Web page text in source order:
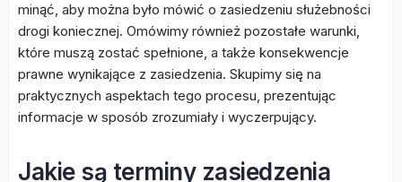
minąć, aby można było mówić o zasiedzeniu służebności
drogi koniecznej. Omówimy również pozostałe warunki,
które muszą zostać spełnione, a także konsekwencje
prawne wynikające z zasiedzenia. Skupimy się na
praktycznych aspektach tego procesu, prezentując
informacje w sposób zrozumiały i wyczerpujący.
Jakie są terminy zasiedzenia